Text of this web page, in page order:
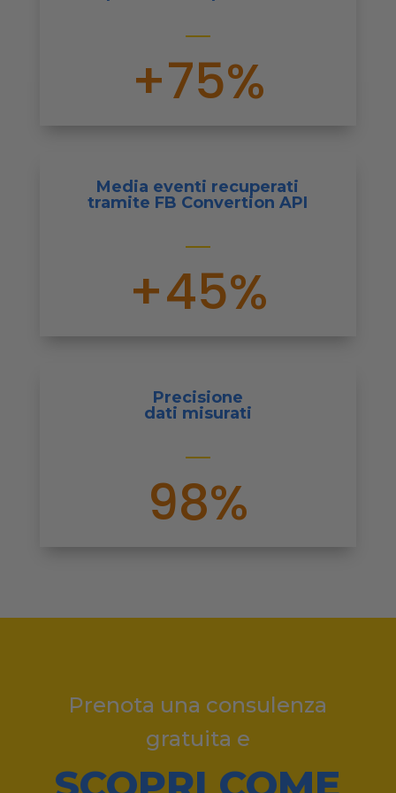
+75%
Media eventi recuperati
tramite FB Convertion API
+45%
Precisione
dati misurati
98%
Prenota una consulenza
gratuita e